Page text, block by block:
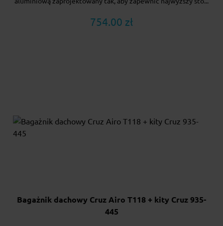
754.00 zł
Bagażnik dachowy Cruz Airo T118 + kity Cruz 935-
445